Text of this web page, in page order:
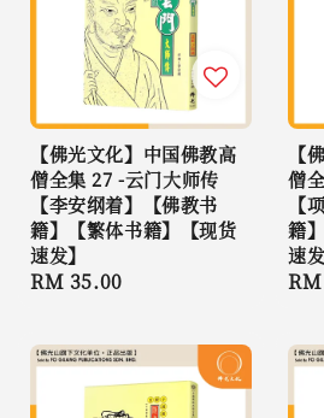
【佛光文化】中国佛教高
僧全集 27 -云门大师传
【李安纲着】【佛教书
籍】【繁体书籍】【现货
速发】
Regular
RM 35.00
【
僧
【
籍
速发